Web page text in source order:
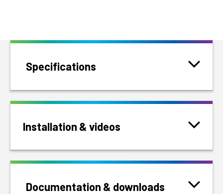
Specifications
Installation & videos
Documentation & downloads